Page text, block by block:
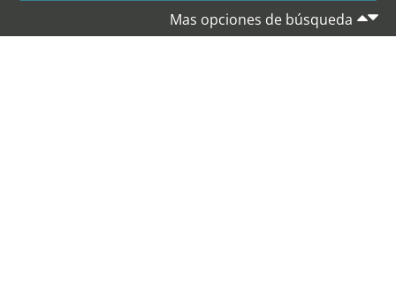
Mas opciones de búsqueda